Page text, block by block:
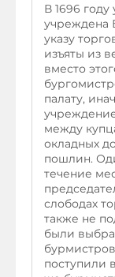
В 1696
учреждена
указу
изъяты из
вместо
палату,
между
окладных
пошлин.
течение
слободах
также не
были
поступили